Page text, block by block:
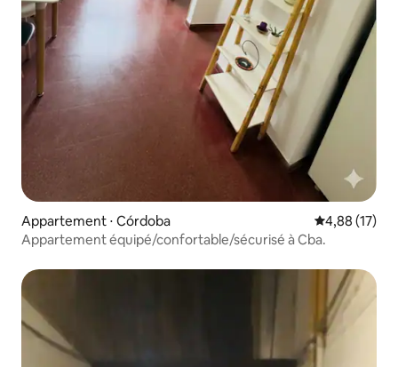
Appartement ⋅ Córdoba Évaluation
4,88 (17)
Appartement équipé/confortable/sécurisé à Cba.